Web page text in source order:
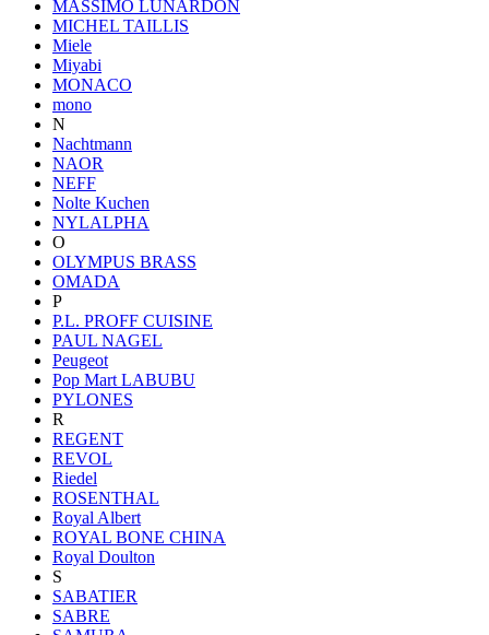
MASSIMO LUNARDON
MICHEL TAILLIS
Miele
Miyabi
MONACO
mono
N
Nachtmann
NAOR
NEFF
Nolte Kuchen
NYLALPHA
O
OLYMPUS BRASS
OMADA
P
P.L. PROFF CUISINE
PAUL NAGEL
Peugeot
Pop Mart LABUBU
PYLONES
R
REGENT
REVOL
Riedel
ROSENTHAL
Royal Albert
ROYAL BONE CHINA
Royal Doulton
S
SABATIER
SABRE